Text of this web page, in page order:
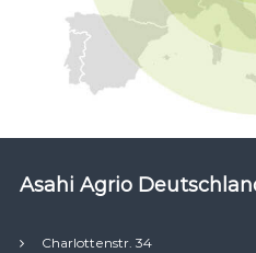
Asahi Agrio
Charlottenstr. 34